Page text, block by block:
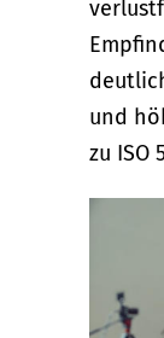
und
zu ISO